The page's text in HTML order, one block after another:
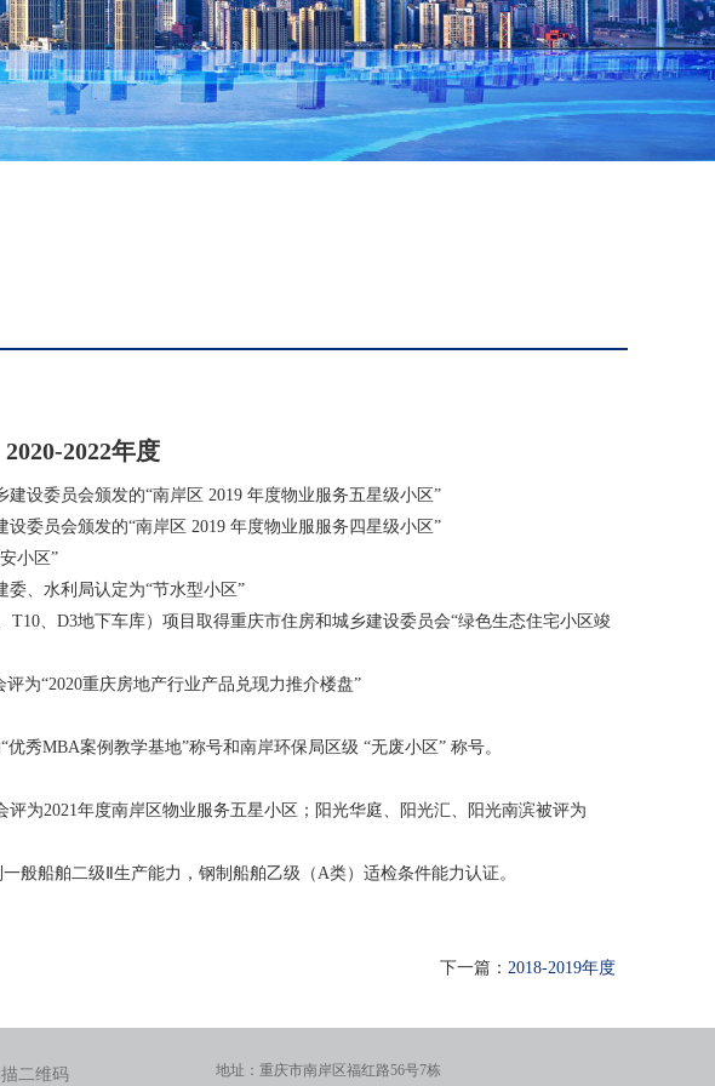
2020-2022年度
设委员会颁发的“南岸区 2019 年度物业服务五星级小区”
委员会颁发的“南岸区 2019 年度物业服服务四星级小区”
小区”
委、水利局认定为“节水型小区”
T10、D3地下车库）项目取得重庆市住房和城乡建设委员会“绿色生态住宅小区竣
为“2020重庆房地产行业产品兑现力推介楼盘”
秀MBA案例教学基地”称号和南岸环保局区级 “无废小区” 称号。
为2021年度南岸区物业服务五星小区；阳光华庭、阳光汇、阳光南滨被评为
般船舶二级Ⅱ生产能力，钢制船舶乙级（A类）适检条件能力认证。
下一篇： 2018-2019年度
二维码 地址：重庆市南岸区福红路56号7栋